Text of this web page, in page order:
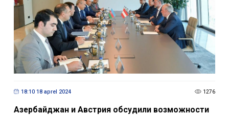
Азербайджан и Австрия обсудили возможности
реализации совместных промышленных